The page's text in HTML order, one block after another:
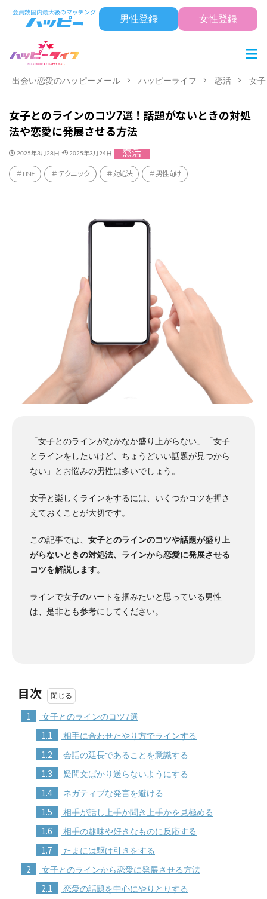
男性登録 女性登録
出会い恋愛のハッピーメール ハッピーライフ 恋活 女
女子とのラインのコツ7選！話題がないときの対処
法や恋愛に発展させる方法
2025年3月28日 2025年3月24日 恋活
LINE テクニック 対処法 男性向け
「女子とのラインがなかなか盛り上がらない」「女子
とラインをしたいけど、ちょうどいい話題が見つから
ない」とお悩みの男性は多いでしょう。
女子と楽しくラインをするには、いくつかコツを押さ
えておくことが大切です。
この記事では、 女子とのラインのコツや話題が盛り上
がらないときの対処法、ラインから恋愛に発展させる
コツを解説します。
ラインで女子のハートを掴みたいと思っている男性
は、是非とも参考にしてください。
目次
1 女子とのラインのコツ7選
1.1 相手に合わせたやり方でラインする
1.2 会話の延長であることを意識する
1.3 疑問文ばかり送らないようにする
1.4 ネガティブな発言を避ける
1.5 相手が話し上手か聞き上手かを見極める
1.6 相手の趣味や好きなものに反応する
1.7 たまには駆け引きをする
2 女子とのラインから恋愛に発展させる方法
2.1 恋愛の話題を中心にやりとりする